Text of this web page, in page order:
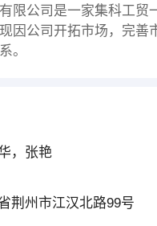
限公司是一家集科工贸
因公司开拓市场，完善
。
，张艳
荆州市江汉北路99号